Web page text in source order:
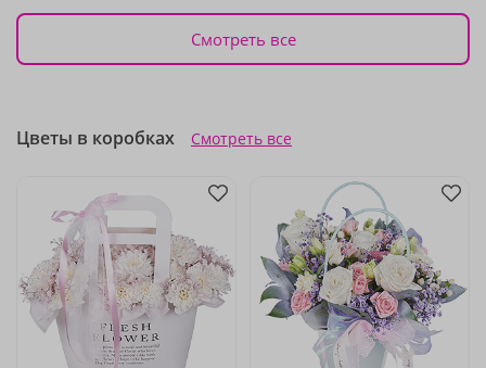
Смотреть все
Цветы в коробках Смотреть все